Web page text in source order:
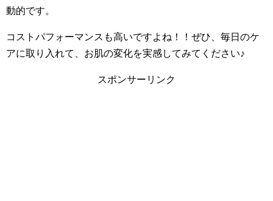
動的です。
コストパフォーマンスも高いですよね！！ぜひ、毎日のケ
アに取り入れて、お肌の変化を実感してみてください♪
スポンサーリンク